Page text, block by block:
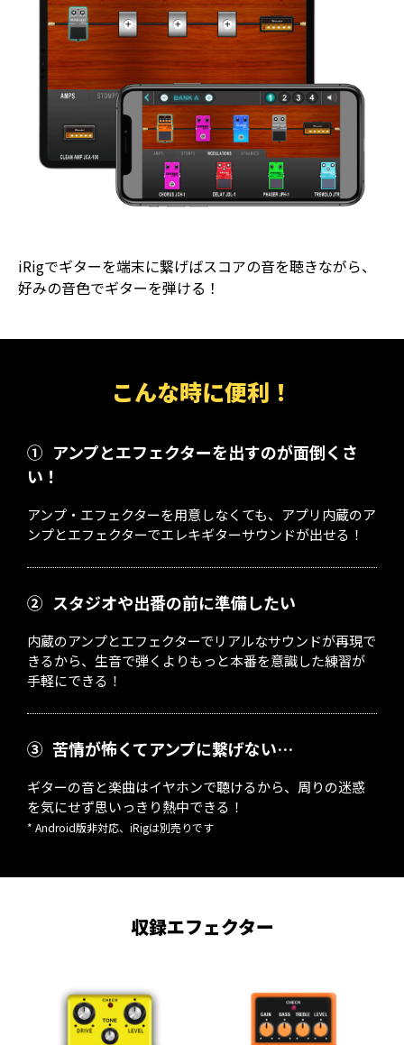
iRigでギターを端末に繋げばスコアの音を聴きながら、
好みの音色でギターを弾ける！
こんな時に便利！
① アンプとエフェクターを出すのが面倒くさ
い！
アンプ・エフェクターを用意しなくても、アプリ内蔵のア
ンプとエフェクターでエレキギターサウンドが出せる！
② スタジオや出番の前に準備したい
内蔵のアンプとエフェクターでリアルなサウンドが再現で
きるから、生音で弾くよりもっと本番を意識した練習が
手軽にできる！
③ 苦情が怖くてアンプに繋げない…
ギターの音と楽曲はイヤホンで聴けるから、周りの迷惑
を気にせず思いっきり熱中できる！
* Android版非対応、iRigは別売りです
収録エフェクター